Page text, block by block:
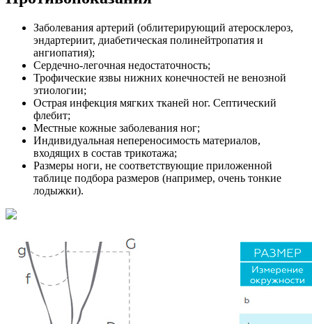
Заболевания артерий (облитерирующий атеросклероз,
эндартериит, диабетическая полинейтропатия и
ангиопатия);
Сердечно-легочная недостаточность;
Трофические язвы нижних конечностей не венозной
этиологии;
Острая инфекция мягких тканей ног. Септический
флебит;
Местные кожные заболевания ног;
Индивидуальная непереносимость материалов,
входящих в состав трикотажа;
Размеры ноги, не соответствующие приложенной
таблице подбора размеров (например, очень тонкие
лодыжки).